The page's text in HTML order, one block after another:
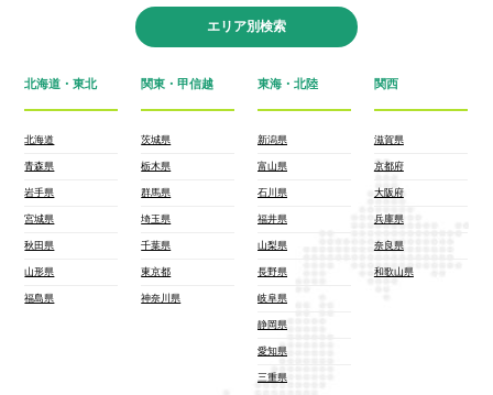
エリア別検索
北海道・東北
北海道
青森県
岩手県
宮城県
秋田県
山形県
福島県
関東・甲信越
茨城県
栃木県
群馬県
埼玉県
千葉県
東京都
神奈川県
東海・北陸
新潟県
富山県
石川県
福井県
山梨県
長野県
岐阜県
静岡県
愛知県
三重県
関西
滋賀県
京都府
大阪府
兵庫県
奈良県
和歌山県